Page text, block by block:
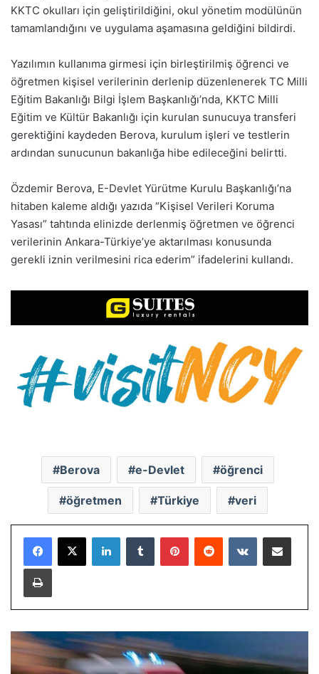
KKTC okulları için geliştirildiğini, okul yönetim modülünün
tamamlandığını ve uygulama aşamasına geldiğini bildirdi.
Yazılımın kullanıma girmesi için birleştirilmiş öğrenci ve
öğretmen kişisel verilerinin derlenip düzenlenerek TC Milli
Eğitim Bakanlığı Bilgi İşlem Başkanlığı’nda, KKTC Milli
Eğitim ve Kültür Bakanlığı için kurulan sunucuya transferi
gerektiğini kaydeden Berova, kurulum işleri ve testlerin
ardından sunucunun bakanlığa hibe edileceğini belirtti.
Özdemir Berova, E-Devlet Yürütme Kurulu Başkanlığı’na
hitaben kaleme aldığı yazıda “Kişisel Verileri Koruma
Yasası” tahtında elinizde derlenmiş öğretmen ve öğrenci
verilerinin Ankara-Türkiye’ye aktarılması konusunda
gerekli iznin verilmesini rica ederim” ifadelerini kullandı.
Berova e-Devlet öğrenci
öğretmen Türkiye veri
LinkedInTumblr PinterestReddit VKontakteE-Posta ile paylaş
Yazdır